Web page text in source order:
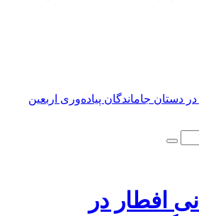
دستان جاماندگان پیاده‌وری اربعین
افطار در